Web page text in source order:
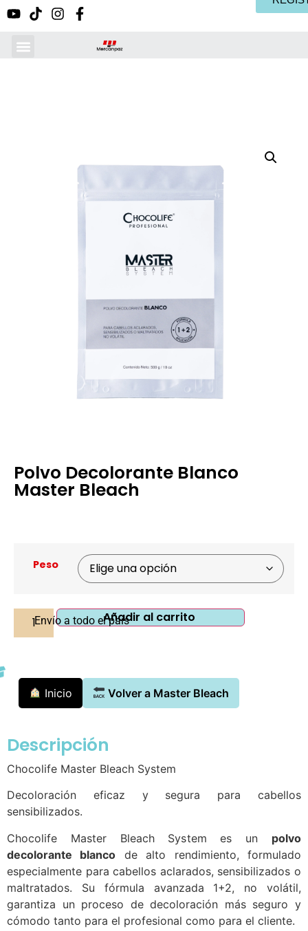
Polvo Decolorante Blanco
Master Bleach
Peso
Añadir al carrito
Envío a todo el país
Inicio Volver a Master Bleach
Descripción
Chocolife Master Bleach System
Decoloración eficaz y segura para cabellos
sensibilizados.
Chocolife Master Bleach System es un polvo
decolorante blanco de alto rendimiento, formulado
especialmente para cabellos aclarados, sensibilizados o
maltratados. Su fórmula avanzada 1+2, no volátil,
garantiza un proceso de decoloración más seguro y
cómodo tanto para el profesional como para el cliente.